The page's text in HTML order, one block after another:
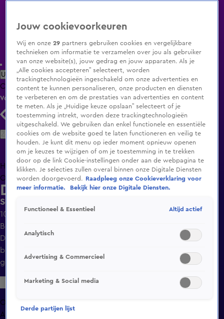
Uitzending Gemist Populaire programma's Zenders Genres
ClipsFilmsRadioSmart TV inlogShop
Volg KIJK
Zoeken
HomeUitzending Gemist Programma's De Bondgenoten
OranjezomerLivestreamsShop
Design Secrets
Seizoen 3, aflevering 9
10 dec 2023, 16:56
Bekijk aflevering 9 van Design Secrets uit seizoen 3 hier.
Deze aflevering is uitgezonden op 10 december, 16:56 uur
bij SBS6. Design Secrets is een Lifestyle programma en is
geschikt voor alle leeftijden
Overzicht
Afleveringen
Jouw cookievoorkeuren
Wij en onze29 partners gebruiken cookies en vergelijkbare
technieken om informatie te verzamelen over jou als gebruiker
van onze website(s), jouw gedrag en jouw apparaten. Als je
„Alle cookies accepteren” selecteert, worden
trackingtechnologieën ingeschakeld om onze advertenties en
content te kunnen personaliseren, onze producten en diensten
te verbeteren en om de prestaties van advertenties en content
te meten. Als je „Huidige keuze opslaan” selecteert of je
toestemming intrekt, worden deze trackingtechnologieën
uitgeschakeld. We gebruiken dan enkel functionele en essentiële
cookies om de website goed te laten functioneren en veilig te
houden. Je kunt dit menu op ieder moment opnieuw openen
om je keuzes te wijzigen of om je toestemming in te trekken
door op de link Cookie-instellingen onder aan de webpagina te
klikken. Je selecties zullen overal binnen onze Digitale Diensten
worden doorgevoerd.
Raadpleeg onze Cookieverklaring voor
meer informatie.
Bekijk hier onze Digitale Diensten.
Functioneel & Essentieel Altijd actief
Analytisch
Advertising & Commercieel
Marketing & Social media
Derde partijen lijst